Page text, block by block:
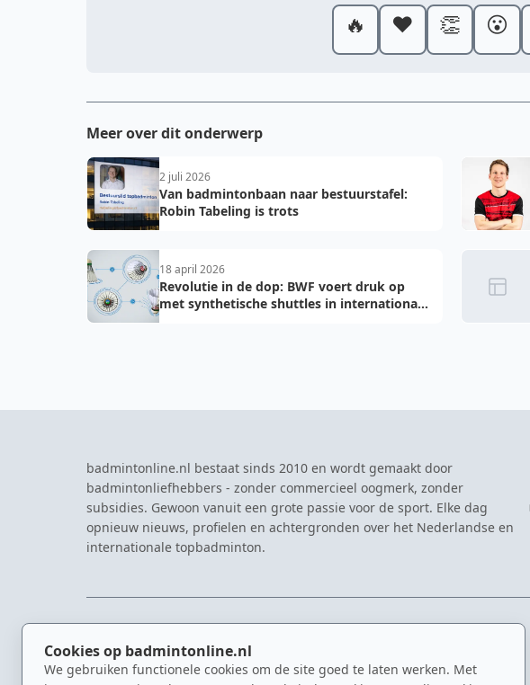
Cookies op badmintonline.nl
We gebruiken functionele cookies om de site goed te laten werken. Met
🔥 ❤️ 👏 😮
Meer over dit onderwerp
2 juli 2026
Van badmintonbaan naar bestuurstafel:
Robin Tabeling is trots
18 april 2026
Revolutie in de dop: BWF voert druk op
met synthetische shuttles in internationale
badmintonline.nl bestaat sinds 2010 en wordt gemaakt door
badmintonliefhebbers - zonder commercieel oogmerk, zonder
subsidies. Gewoon vanuit een grote passie voor de sport. Elke dag
opnieuw nieuws, profielen en achtergronden over het Nederlandse en
internationale topbadminton.
Nieuws
Eredivisie